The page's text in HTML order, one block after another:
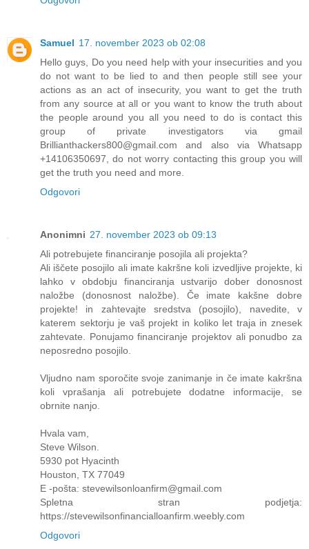
Samuel 17. november 2023 ob 02:08
Hello guys, Do you need help with your insecurities and you
do not want to be lied to and then people still see your
actions as an act of insecurity, you want to get the truth
from any source at all or you want to know the truth about
the people around you all you need to do is contact this
group of private investigators via gmail
Brillianthackers800@gmail.com and also via Whatsapp
+14106350697, do not worry contacting this group you will
get the truth you need and more.
Odgovori
Anonimni 27. november 2023 ob 09:13
Ali potrebujete financiranje posojila ali projekta?
Ali iščete posojilo ali imate kakršne koli izvedljive projekte, ki
lahko v obdobju financiranja ustvarijo dober donosnost
naložbe (donosnost naložbe). Če imate kakšne dobre
projekte! in zahtevajte sredstva (posojilo), navedite, v
katerem sektorju je vaš projekt in koliko let traja in znesek
zahtevate. Ponujamo financiranje projektov ali ponudbo za
neposredno posojilo.
Vljudno nam sporočite svoje zanimanje in če imate kakršna
koli vprašanja ali potrebujete dodatne informacije, se
obrnite nanjo.
Hvala vam,
Steve Wilson.
5930 pot Hyacinth
Houston, TX 77049
E -pošta: stevewilsonloanfirm@gmail.com
Spletna stran podjetja:
https://stevewilsonfinancialloanfirm.weebly.com
Odgovori